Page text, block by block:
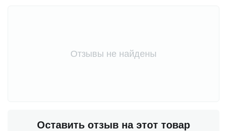
Отзывы не найдены
Оставить отзыв на этот товар